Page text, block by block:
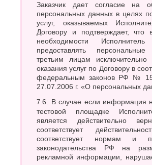
Заказчик дает согласие на
персональных данных в целях
услуг, оказываемых
Договору и подтверждает, что
необходимости
предоставлять
третьим лицам
оказания услуг по Договору в
федеральным законов РФ №
27.07.2006 г. «О персональных
7.6. В случае если информация на сайте,
тестовой площадке
является действительно
соответствует
соответствует нормам и
законодательства РФ на
рекламной информации,